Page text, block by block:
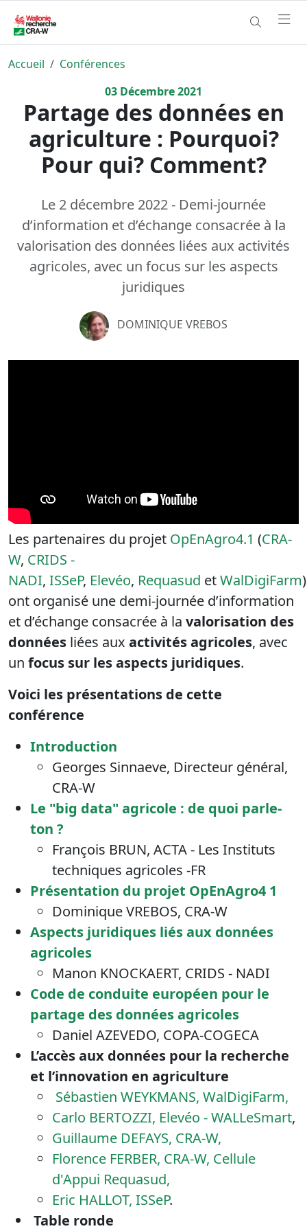
Accueil
Conférences
03 Décembre2021
Partage des données en
agriculture : Pourquoi?
Pour qui? Comment?
Le 2 décembre 2022 - Demi-journée
d’information et d’échange consacrée à la
valorisation des données liées aux activités
agricoles, avec un focus sur les aspects
juridiques
DOMINIQUE VREBOS
Les partenaires du projet OpEnAgro4.1 (CRA-
W, CRIDS -
NADI, ISSeP, Elevéo, Requasud etWalDigiFarm)
ont organisé une demi-journée d’information
et d’échange consacrée à la valorisation des
données liées aux activités agricoles, avec
un focus sur les aspects juridiques.
Voici les présentations de cette
conférence
Introduction
Georges Sinnaeve, Directeur général,
CRA-W
Le "big data" agricole : de quoi parle-
ton ?
François BRUN, ACTA - Les Instituts
techniques agricoles -FR
Présentation du projet OpEnAgro4 1
Dominique VREBOS, CRA-W
Aspects juridiques liés aux données
agricoles
Manon KNOCKAERT, CRIDS - NADI
Code de conduite européen pour le
partage des données agricoles
Daniel AZEVEDO, COPA-COGECA
L’accès aux données pour la recherche
et l’innovation en agriculture
Sébastien WEYKMANS, WalDigiFarm,
Carlo BERTOZZI, Elevéo - WALLeSmart,
Guillaume DEFAYS, CRA-W,
Florence FERBER, CRA-W, Cellule
d'Appui Requasud,
Eric HALLOT, ISSeP.
Table ronde